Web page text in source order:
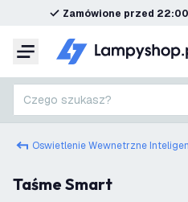
Zamówione przed
Menu
Czego szukasz?
Oswietlenie Wewnetrzne
Taśme Smart